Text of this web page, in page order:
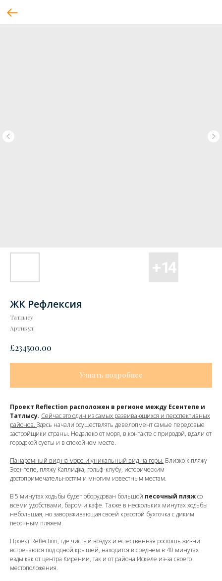
ЖК Рефлексия
Татлысу
Артикул:
£234500.00
Узнать подробнее
Проект Reflection расположен в регионе между Есентепе и
Татлысу. Сейчас это один из самых развивающихся и перспективных
районов. Здесь начали осуществлять девелопментсамые передовые
застройщики страны. Недалеко от моря, в контакте с природой, вдали от
городской суеты и в спокойном месте.
Панарамный вид на море и уникальный вид на горы. Близко к пляжу
Эсентепе, пляжу Каплиджа, гольф-клубу, историческим
достопримечательностям и многим известным местам.
В 5 минутах ходьбы будет оборудован большой песочный пляжсо
всеми удобствами, баром и кафе. Также в нескольких минутах ходьбы
небольшая, но завораживающая своей красотой бухточка с диким
песочным пляжем.
Проект Reflection, где чистый воздух и естественная роскошь жизни
встречаются под одной крышей, находится в среднем в 40 минутах
езды как от центра Кирении, так и от района Искеле из-за своего
местоположения.